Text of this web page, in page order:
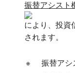
振替アシスト
により、投資
されます。
※
振替アシ